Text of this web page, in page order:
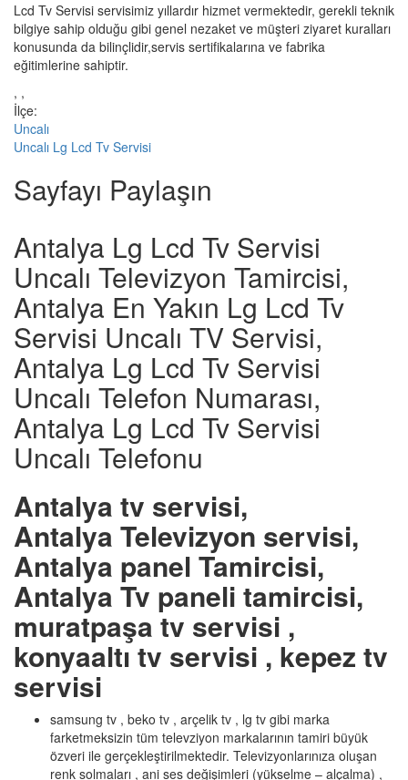
Lcd Tv Servisi servisimiz yıllardır hizmet vermektedir, gerekli teknik
bilgiye sahip olduğu gibi genel nezaket ve müşteri ziyaret kuralları
konusunda da bilinçlidir,servis sertifikalarına ve fabrika
eğitimlerine sahiptir.
, ,
İlçe:
Uncalı
Uncalı Lg Lcd Tv Servisi
Sayfayı Paylaşın
Antalya Lg Lcd Tv Servisi
Uncalı Televizyon Tamircisi,
Antalya En Yakın Lg Lcd Tv
Servisi Uncalı TV Servisi,
Antalya Lg Lcd Tv Servisi
Uncalı Telefon Numarası,
Antalya Lg Lcd Tv Servisi
Uncalı Telefonu
Antalya tv servisi,
Antalya Televizyon servisi,
Antalya panel Tamircisi,
Antalya Tv paneli tamircisi,
muratpaşa tv servisi ,
konyaaltı tv servisi , kepez tv
servisi
samsung tv , beko tv , arçelik tv , lg tv gibi marka
farketmeksizin tüm televziyon markalarının tamiri büyük
özveri ile gerçekleştirilmektedir. Televizyonlarınıza oluşan
renk solmaları , ani ses değişimleri (yükselme – alçalma) ,